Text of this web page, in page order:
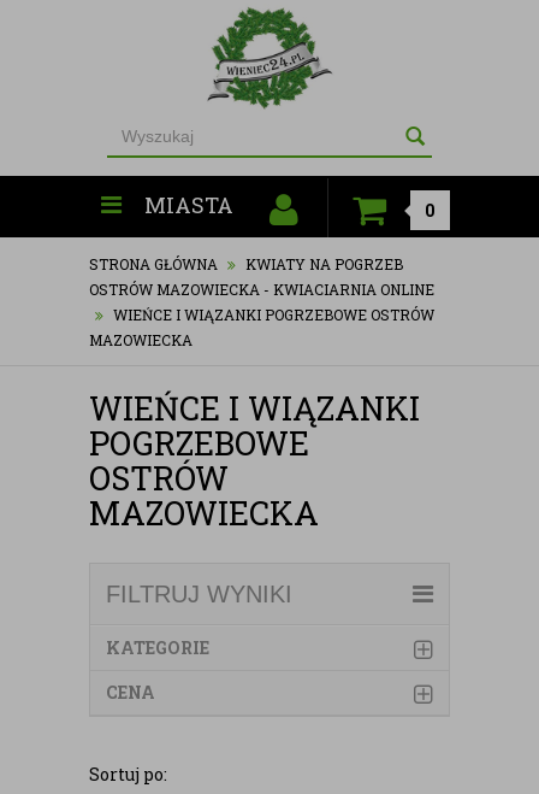
MIASTA 0
STRONA GŁÓWNA
KWIATY NA POGRZEB
OSTRÓW MAZOWIECKA - KWIACIARNIA ONLINE
WIEŃCE I WIĄZANKI POGRZEBOWE OSTRÓW
MAZOWIECKA
WIEŃCE I WIĄZANKI
POGRZEBOWE
OSTRÓW
MAZOWIECKA
FILTRUJ WYNIKI
KATEGORIE
CENA
Sortuj po: